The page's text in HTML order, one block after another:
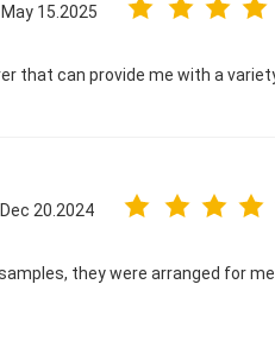
May 15.2025
that can provide me with a
Dec 20.2024
they were arranged for